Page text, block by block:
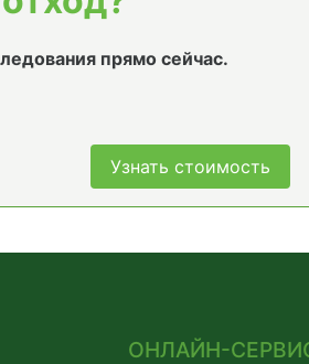
прямо сейчас.
Узнать стоимость
ОНЛАЙН-